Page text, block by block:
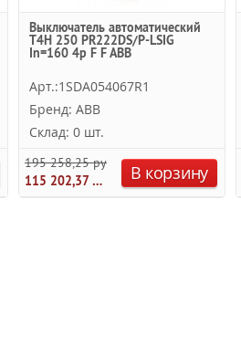
Выключатель автоматический
T4H 250 PR222DS/P-LSIG
In=160 4p F F ABB
Арт.:1SDA054067R1
Бренд: ABB
Склад: 0 шт.
195 258,25 руб.
115 202,37 руб.
В корзину